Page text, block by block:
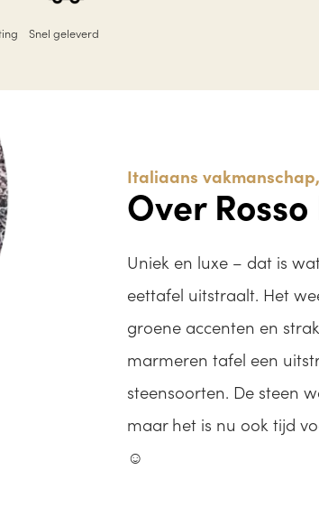
Snel geleverd
Italiaans
Over
Uniek en luxe – dat is
eettafel uitstraalt. Het
groene accenten en
marmeren tafel een
steensoorten. De steen
maar het is nu ook tijd
☺